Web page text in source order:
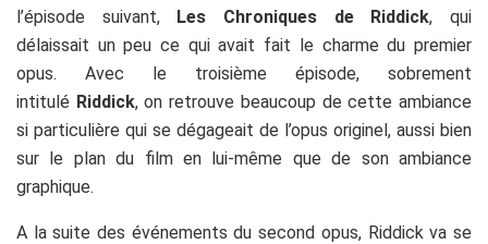
l’épisode suivant, Les Chroniques de Riddick, qui
délaissait un peu ce qui avait fait le charme du premier
opus. Avec le troisième épisode, sobrement
intitulé Riddick, on retrouve beaucoup de cette ambiance
si particulière qui se dégageait de l’opus originel, aussi bien
sur le plan du film en lui-même que de son ambiance
graphique.
A la suite des événements du second opus, Riddick va se